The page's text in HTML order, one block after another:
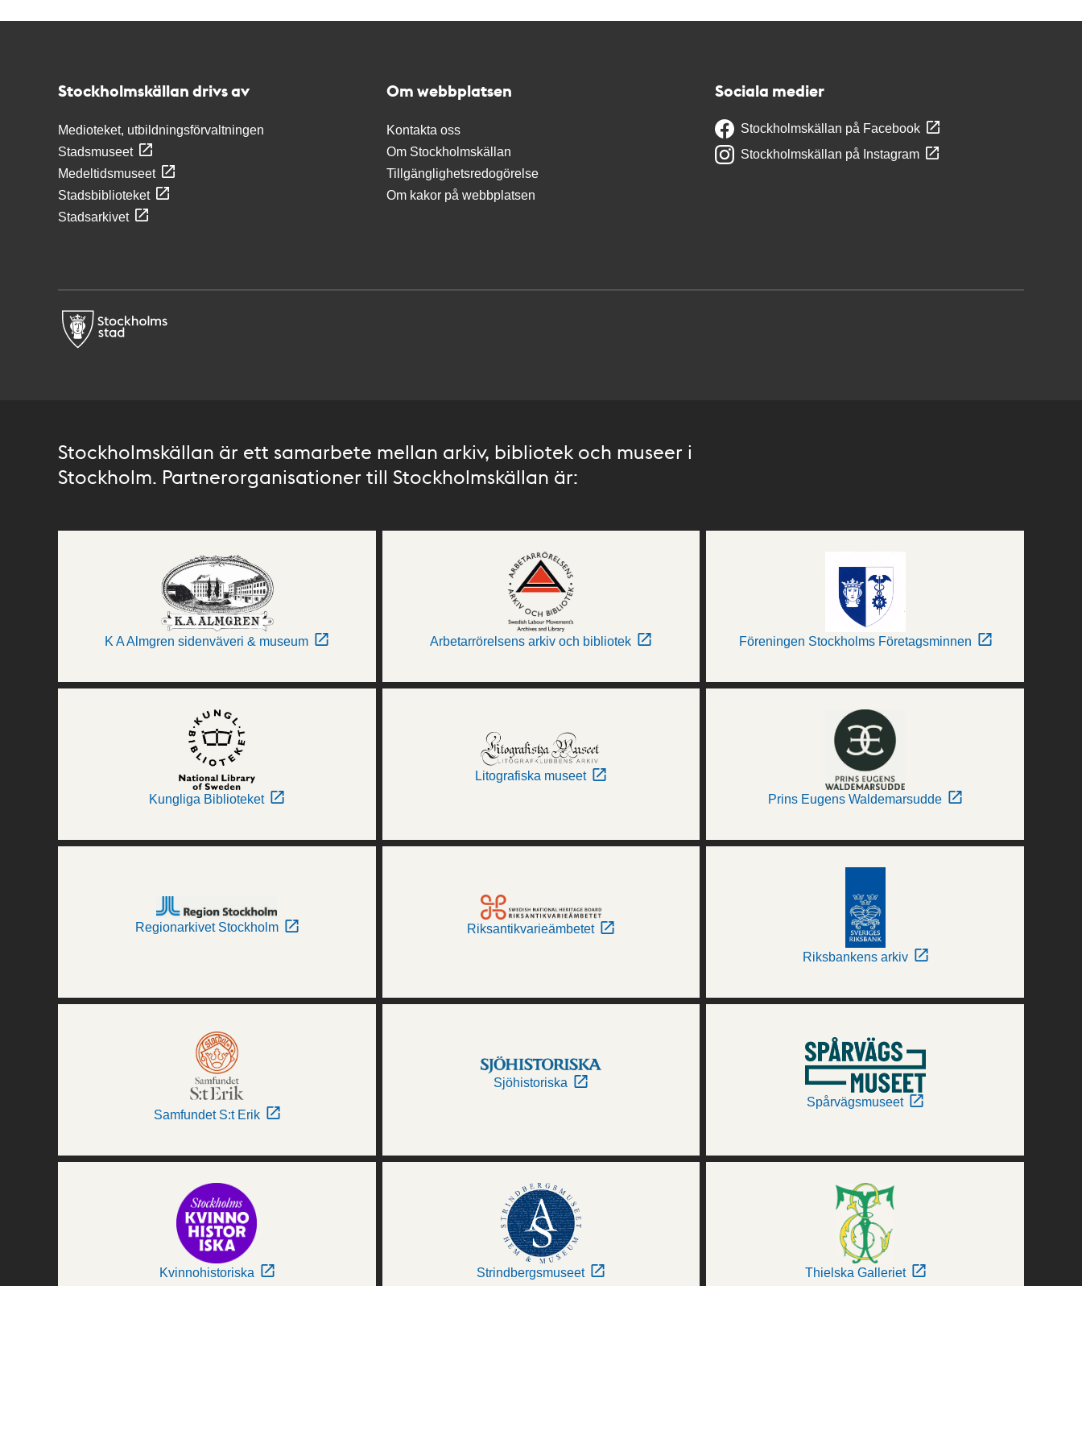
Stockholmskällan drivs av
Medioteket, utbildningsförvaltningen
Stadsmuseet
Medeltidsmuseet
Stadsbiblioteket
Stadsarkivet
Om webbplatsen
Kontakta oss
Om Stockholmskällan
Tillgänglighetsredogörelse
Om kakor på webbplatsen
Sociala medier
Stockholmskällan på Facebook
Stockholmskällan på Instagram
Stockholmskällan är ett samarbete mellan arkiv, bibliotek och museer i
Stockholm. Partnerorganisationer till Stockholmskällan är:
K A Almgren sidenväveri & museum Arbetarrörelsens arkiv och bibliotek Föreningen Stockholms Företagsminnen
Kungliga Biblioteket
Litografiska museet
Prins Eugens Waldemarsudde
Regionarkivet Stockholm Riksantikvarieämbetet
Riksbankens arkiv
Samfundet S:t Erik
Sjöhistoriska
Spårvägsmuseet
Kvinnohistoriska Strindbergsmuseet Thielska Galleriet